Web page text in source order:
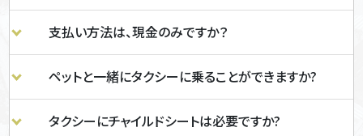
支払い方法は、現金のみですか？
ペットと一緒にタクシーに乗ることができますか?
タクシーにチャイルドシートは必要ですか?